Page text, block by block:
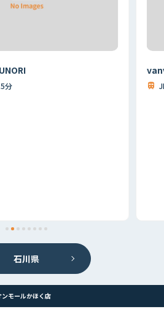
北関東 甲信越
四国 九州 その他
分
石川県
モールかほく店